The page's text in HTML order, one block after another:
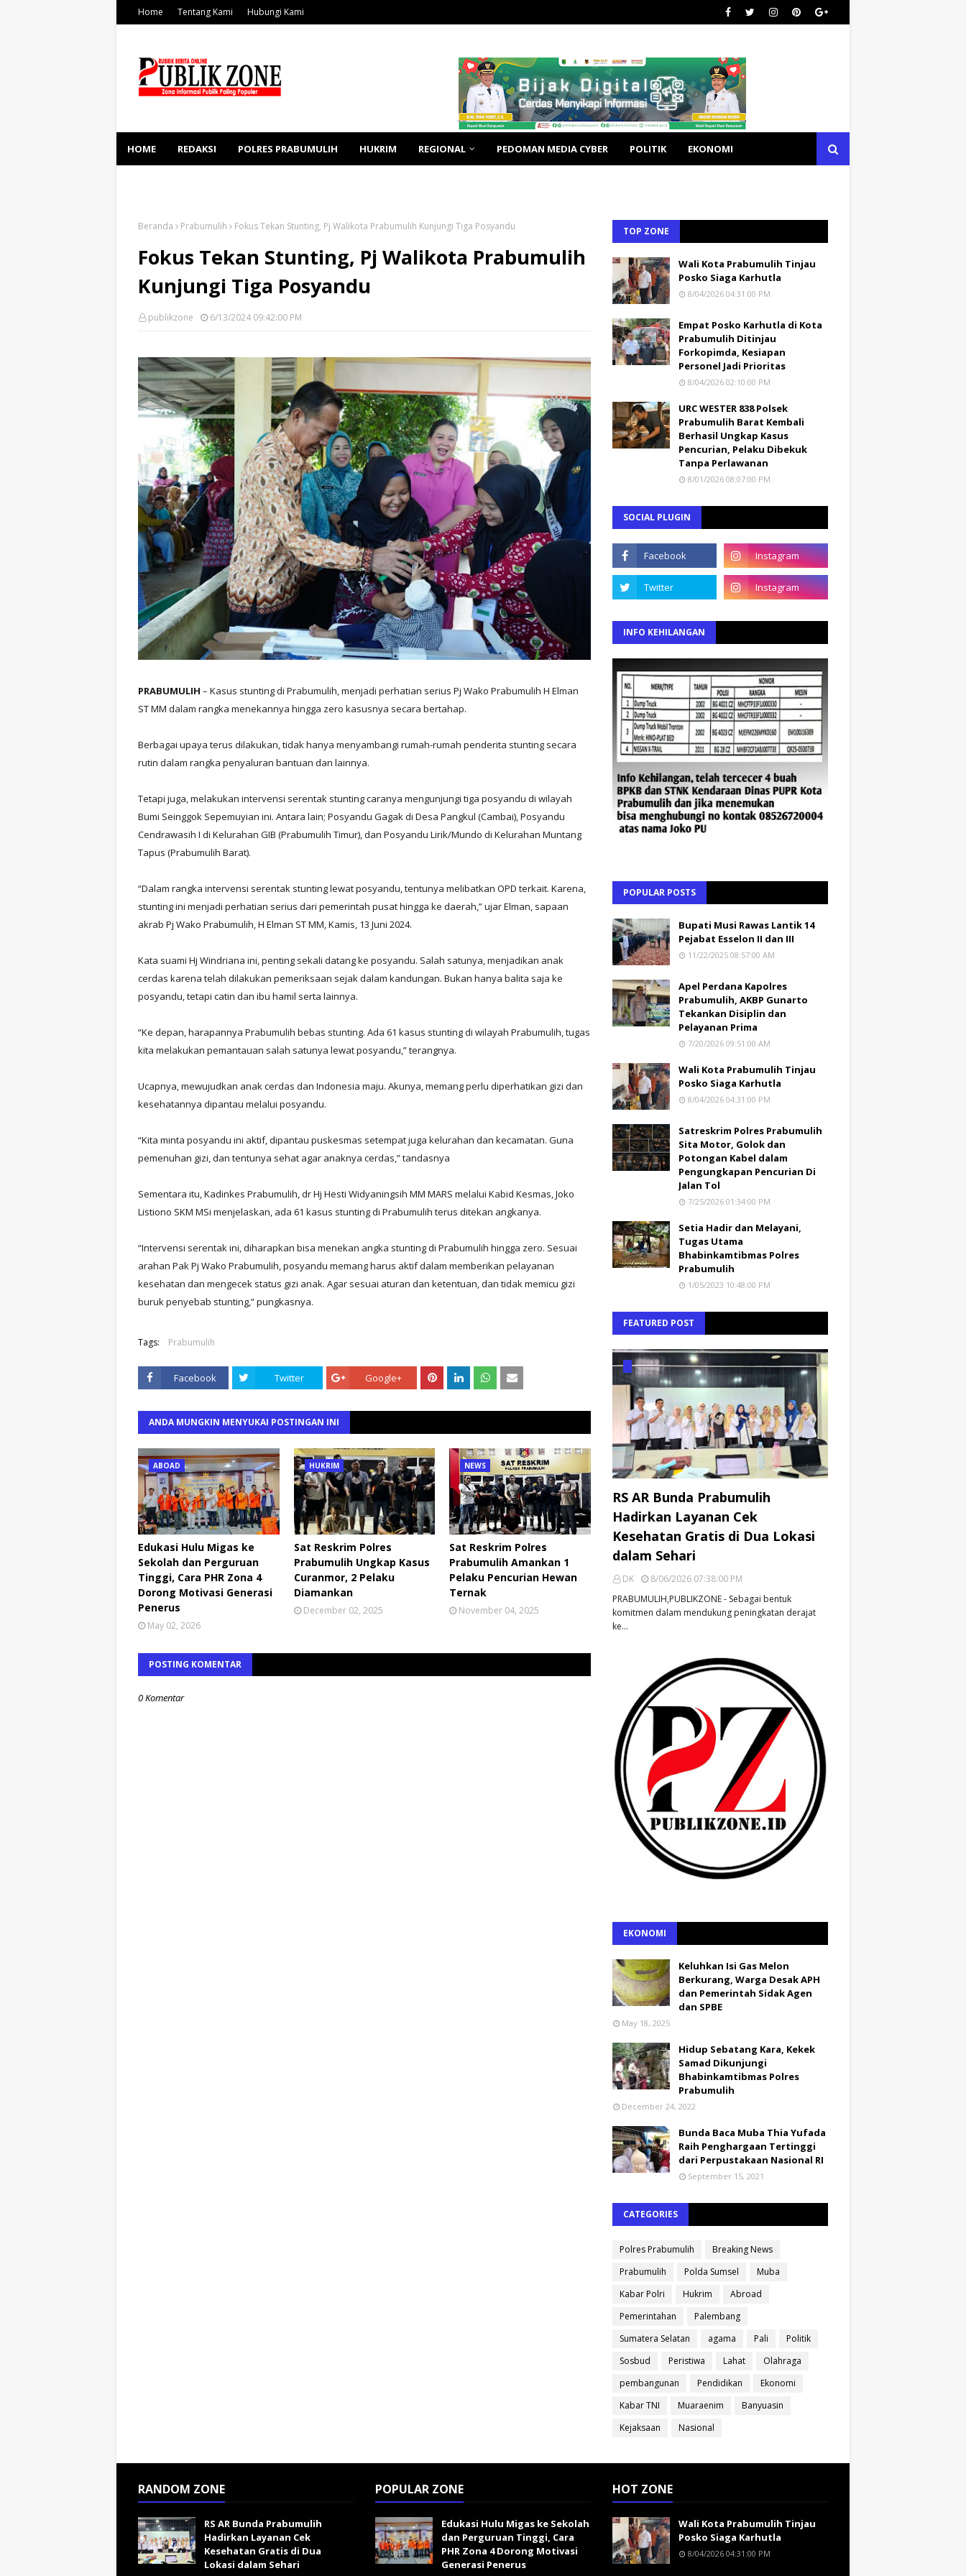
Home Tentang Kami Hubungi Kami
HOME REDAKSI POLRES PRABUMULIH HUKRIM REGIONAL PEDOMAN MEDIA CYBER POLITIK EKONOMI
Beranda Prabumulih Fokus Tekan Stunting, Pj Walikota Prabumulih Kunjungi Tiga Posyandu
Fokus Tekan Stunting, Pj Walikota Prabumulih
Kunjungi Tiga Posyandu
publikzone 6/13/2024 09:42:00 PM
PRABUMULIH – Kasus stunting di Prabumulih, menjadi perhatian serius Pj Wako Prabumulih H Elman
ST MM dalam rangka menekannya hingga zero kasusnya secara bertahap.
Berbagai upaya terus dilakukan, tidak hanya menyambangi rumah-rumah penderita stunting secara
rutin dalam rangka penyaluran bantuan dan lainnya.
Tetapi juga, melakukan intervensi serentak stunting caranya mengunjungi tiga posyandu di wilayah
Bumi Seinggok Sepemuyian ini. Antara lain; Posyandu Gagak di Desa Pangkul (Cambai), Posyandu
Cendrawasih I di Kelurahan GIB (Prabumulih Timur), dan Posyandu Lirik/Mundo di Kelurahan Muntang
Tapus (Prabumulih Barat).
“Dalam rangka intervensi serentak stunting lewat posyandu, tentunya melibatkan OPD terkait. Karena,
stunting ini menjadi perhatian serius dari pemerintah pusat hingga ke daerah,” ujar Elman, sapaan
akrab Pj Wako Prabumulih, H Elman ST MM, Kamis, 13 Juni 2024.
Kata suami Hj Windriana ini, penting sekali datang ke posyandu. Salah satunya, menjadikan anak
cerdas karena telah dilakukan pemeriksaan sejak dalam kandungan. Bukan hanya balita saja ke
posyandu, tetapi catin dan ibu hamil serta lainnya.
“Ke depan, harapannya Prabumulih bebas stunting. Ada 61 kasus stunting di wilayah Prabumulih, tugas
kita melakukan pemantauan salah satunya lewat posyandu,” terangnya.
Ucapnya, mewujudkan anak cerdas dan Indonesia maju. Akunya, memang perlu diperhatikan gizi dan
kesehatannya dipantau melalui posyandu.
“Kita minta posyandu ini aktif, dipantau puskesmas setempat juga kelurahan dan kecamatan. Guna
pemenuhan gizi, dan tentunya sehat agar anaknya cerdas,” tandasnya
Sementara itu, Kadinkes Prabumulih, dr Hj Hesti Widyaningsih MM MARS melalui Kabid Kesmas, Joko
Listiono SKM MSi menjelaskan, ada 61 kasus stunting di Prabumulih terus ditekan angkanya.
“Intervensi serentak ini, diharapkan bisa menekan angka stunting di Prabumulih hingga zero. Sesuai
arahan Pak Pj Wako Prabumulih, posyandu memang harus aktif dalam memberikan pelayanan
kesehatan dan mengecek status gizi anak. Agar sesuai aturan dan ketentuan, dan tidak memicu gizi
buruk penyebab stunting,” pungkasnya.
Tags: Prabumulih
Facebook Twitter Google+
ANDA MUNGKIN MENYUKAI POSTINGAN INI
ABOAD
Edukasi Hulu Migas ke
Sekolah dan Perguruan
Tinggi, Cara PHR Zona 4
Dorong Motivasi Generasi
Penerus
May 02, 2026
HUKRIM
Sat Reskrim Polres
Prabumulih Ungkap Kasus
Curanmor, 2 Pelaku
Diamankan
December 02, 2025
NEWS
Sat Reskrim Polres
Prabumulih Amankan 1
Pelaku Pencurian Hewan
Ternak
November 04, 2025
POSTING KOMENTAR
0 Komentar
TOP ZONE
Wali Kota Prabumulih Tinjau
Posko Siaga Karhutla
8/04/2026 04:31:00 PM
Empat Posko Karhutla di Kota
Prabumulih Ditinjau
Forkopimda, Kesiapan
Personel Jadi Prioritas
8/04/2026 02:10:00 PM
URC WESTER 838 Polsek
Prabumulih Barat Kembali
Berhasil Ungkap Kasus
Pencurian, Pelaku Dibekuk
Tanpa Perlawanan
8/01/2026 08:07:00 PM
SOCIAL PLUGIN
INFO KEHILANGAN
POPULAR POSTS
Bupati Musi Rawas Lantik 14
Pejabat Esselon II dan III
11/22/2025 08:57:00 AM
Apel Perdana Kapolres
Prabumulih, AKBP Gunarto
Tekankan Disiplin dan
Pelayanan Prima
7/20/2026 09:51:00 AM
Wali Kota Prabumulih Tinjau
Posko Siaga Karhutla
8/04/2026 04:31:00 PM
Satreskrim Polres Prabumulih
Sita Motor, Golok dan
Potongan Kabel dalam
Pengungkapan Pencurian Di
Jalan Tol
7/25/2026 01:34:00 PM
Setia Hadir dan Melayani,
Tugas Utama
Bhabinkamtibmas Polres
Prabumulih
1/05/2023 10:48:00 PM
FEATURED POST
RS AR Bunda Prabumulih
Hadirkan Layanan Cek
Kesehatan Gratis di Dua Lokasi
dalam Sehari
DK
8/06/2026 07:38:00 PM
PRABUMULIH,PUBLIKZONE - Sebagai bentuk
komitmen dalam mendukung peningkatan derajat
ke…
EKONOMI
Keluhkan Isi Gas Melon
Berkurang, Warga Desak APH
dan Pemerintah Sidak Agen
dan SPBE
May 18, 2025
Hidup Sebatang Kara, Kekek
Samad Dikunjungi
Bhabinkamtibmas Polres
Prabumulih
December 24, 2022
Bunda Baca Muba Thia Yufada
Raih Penghargaan Tertinggi
dari Perpustakaan Nasional RI
September 15, 2021
CATEGORIES
Polres Prabumulih
Breaking News
Prabumulih
Polda Sumsel
Muba
Kabar Polri
Hukrim
Abroad
Pemerintahan
Palembang
Sumatera Selatan
agama Pali
Politik
Sosbud
Peristiwa Lahat
Olahraga
pembangunan
Pendidikan
Ekonomi
Kabar TNI
Muaraenim
Banyuasin
Kejaksaan
Nasional
RANDOM ZONE
RS AR Bunda Prabumulih
Hadirkan Layanan Cek
Kesehatan Gratis di Dua
Lokasi dalam Sehari
POPULAR ZONE
Edukasi Hulu Migas ke Sekolah
dan Perguruan Tinggi, Cara
PHR Zona 4 Dorong Motivasi
Generasi Penerus
HOT ZONE
Wali Kota Prabumulih Tinjau
Posko Siaga Karhutla
8/04/2026 04:31:00 PM